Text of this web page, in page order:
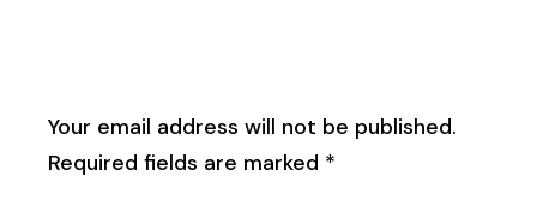
Your email address will not be published.
Required fields are marked *